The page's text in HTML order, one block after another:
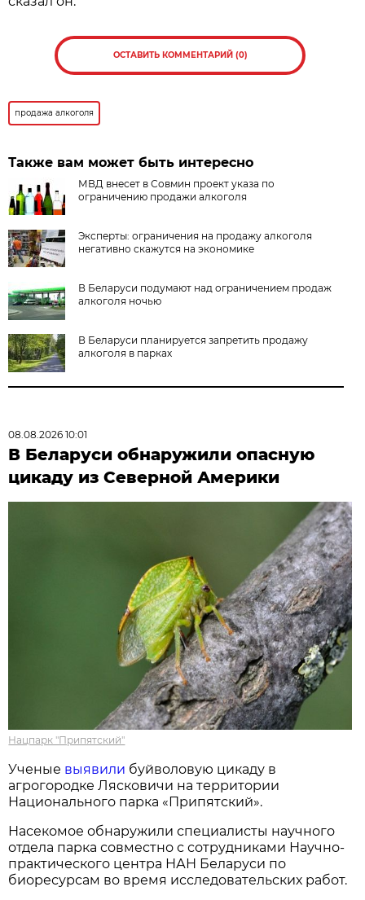
ОСТАВИТЬ КОММЕНТАРИЙ (0)
продажа алкоголя
Также вам может быть интересно
МВД внесет в Совмин проект указа по
ограничению продажи алкоголя
Эксперты: ограничения на продажу алкоголя
негативно скажутся на экономике
В Беларуси подумают над ограничением продаж
алкоголя ночью
В Беларуси планируется запретить продажу
алкоголя в парках
08.08.2026 10:01
В Беларуси обнаружили опасную
цикаду из Северной Америки
Нацпарк "Припятский"
Ученые выявили буйволовую цикаду в
агрогородке Лясковичи на территории
Национального парка «Припятский».
Насекомое обнаружили специалисты научного
отдела парка совместно с сотрудниками Научно-
практического центра НАН Беларуси по
биоресурсам во время исследовательских работ.